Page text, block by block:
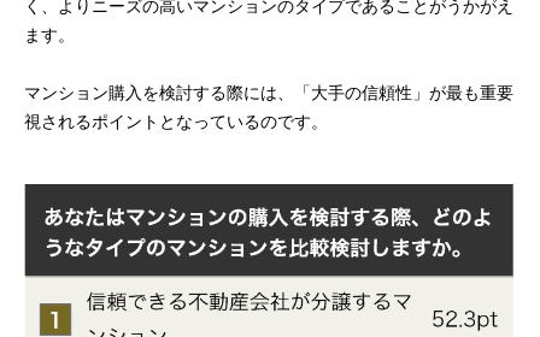
く、よりニーズの高いマンションのタイプであることがうかがえ
ます。
マンション購入を検討する際には、「大手の信頼性」が最も重要
視されるポイントとなっているのです。